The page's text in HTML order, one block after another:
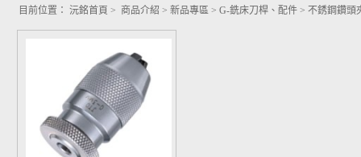
目前位置： 沅銘首頁 > 商品介紹 > 新品專區 > G-銑床刀桿、配件 > 不銹鋼鑽頭